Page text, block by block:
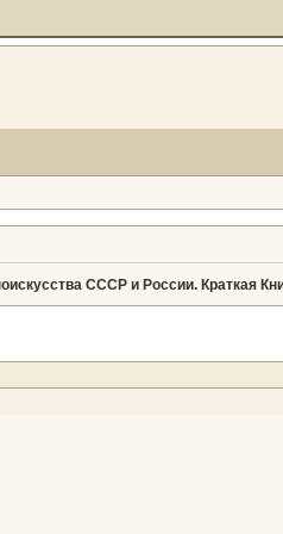
СССР и России. Краткая